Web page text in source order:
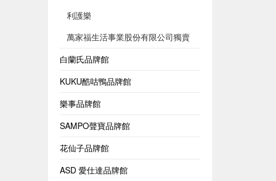
利護樂
萬家福生活事業股份有限公司獨賣
白蘭氏品牌館
KUKU酷咕鴨品牌館
樂事品牌館
SAMPO聲寶品牌館
花仙子品牌館
ASD 愛仕達品牌館